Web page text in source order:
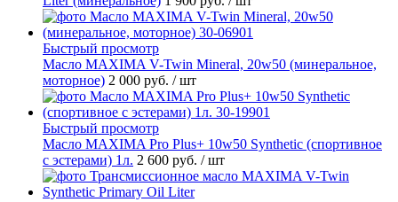
Быстрый просмотр
Масло MAXIMA V-Twin Mineral, 20w50 (минеральное,
моторное) 2 000 руб. / шт
Быстрый просмотр
Масло MAXIMA Pro Plus+ 10w50 Synthetic (спортивное
с эстерами) 1л. 2 600 руб. / шт